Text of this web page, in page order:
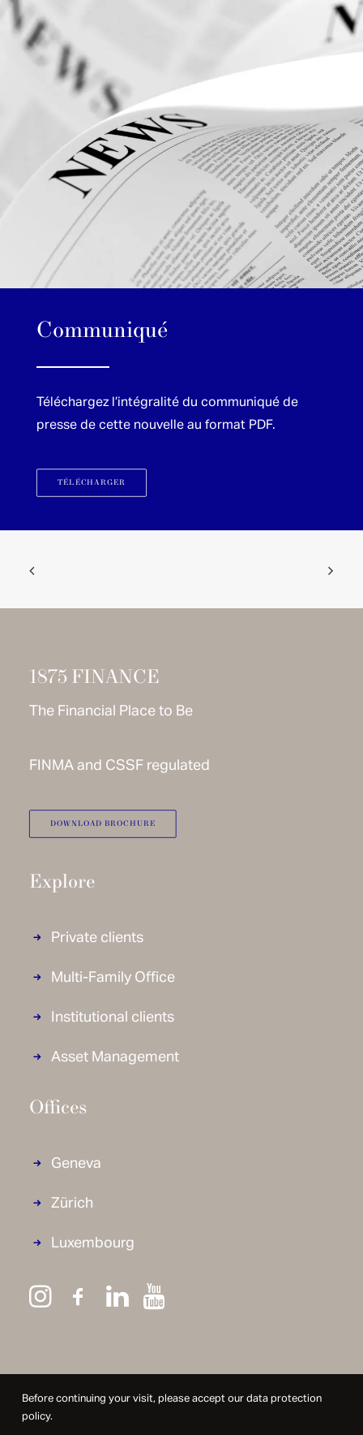
Communiqué
Téléchargez l’intégralité du communiqué de
presse de cette nouvelle au format PDF.
TÉLÉCHARGER
1875 FINANCE
The Financial Place to Be
FINMA and CSSF regulated
DOWNLOAD BROCHURE
Explore
Private clients
Multi-Family Office
Institutional clients
Asset Management
Offices
Geneva
Zürich
Luxembourg
Before continuing your visit, please accept our data protection
policy.